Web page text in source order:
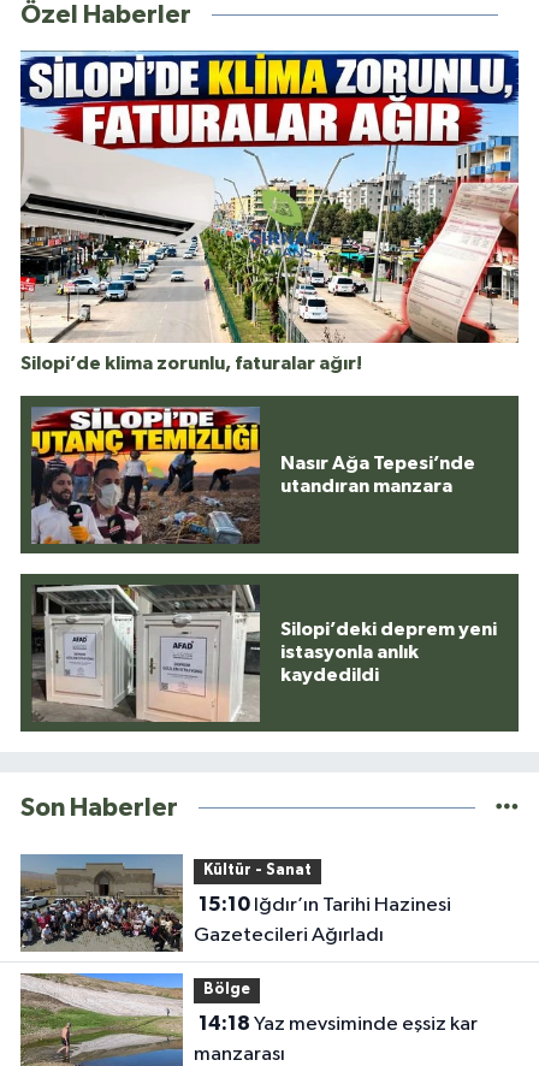
Özel Haberler
Silopi’de klima zorunlu, faturalar ağır!
Nasır Ağa Tepesi’nde
utandıran manzara
Silopi’deki deprem yeni
istasyonla anlık
kaydedildi
Son Haberler
Kültür - Sanat
15:10Iğdır’ın Tarihi Hazinesi
Gazetecileri Ağırladı
Bölge
14:18
manzarası